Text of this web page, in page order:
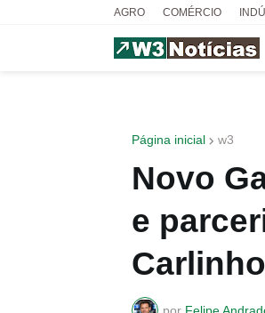
AGRO COMÉRCIO
Página inicial w3
Novo
e
por Felipe